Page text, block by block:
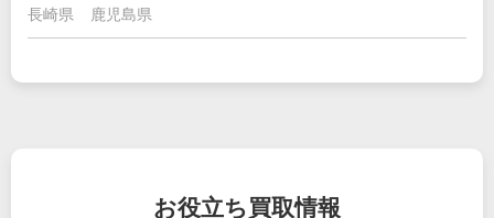
長崎県
鹿児島県
お役立ち 買取情報